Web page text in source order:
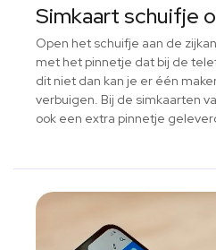
Simkaart schuifje
Open het schuifje aan de
met het pinnetje dat bij de
dit niet dan kan je er één
verbuigen. Bij de simkaarten
ook een extra pinnetje